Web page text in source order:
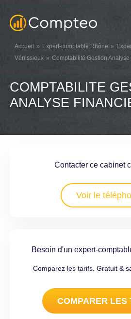
Accueil Expert-comptable Rhône
Vénissieux
Comptabilité Gestion
COMPTABILITE
ANALYSE
Contacter ce cabinet
Voir le
Besoin d'un expert-
Comparez les tarifs. Gratuit &
COMPARER LES